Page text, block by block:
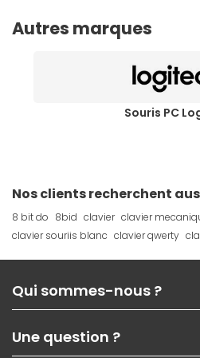
Autres marques
Souris PC
Nos clients recherchent
8 bit do 8bid clavier clavier
clavier souriis blanc clavier qwerty
Qui sommes-nous ?
Nos services
Une question ?